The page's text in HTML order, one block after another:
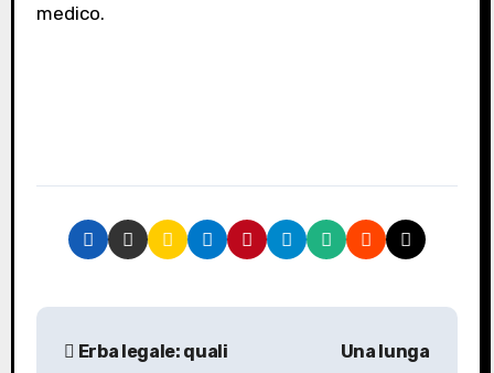
medico.
N
Erba legale: quali
Una lunga